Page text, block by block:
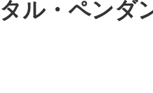
ル・ペンダ